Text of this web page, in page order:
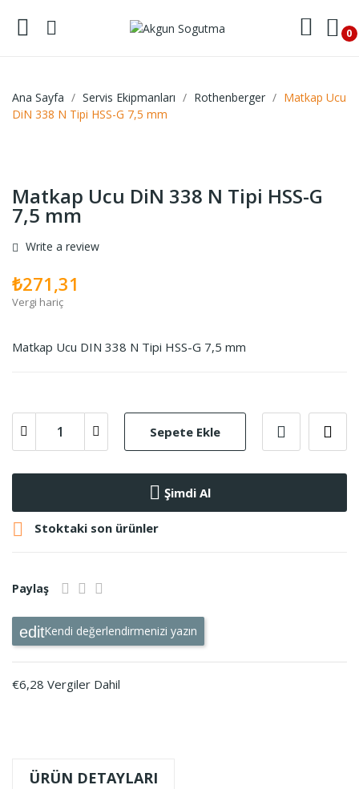
0
Ana Sayfa Servis Ekipmanları Rothenberger
Matkap Ucu
DiN 338 N Tipi HSS-G 7,5 mm
Matkap Ucu DiN 338 N Tipi HSS-G
7,5 mm
Write a review
₺271,31
Vergi hariç
Matkap Ucu DIN 338 N Tipi HSS-G 7,5 mm
Sepete Ekle
Şimdi Al
 Stoktaki son ürünler
Paylaş
Kendi değerlendirmenizi yazın
€6,28 Vergiler Dahil
ÜRÜN DETAYLARI